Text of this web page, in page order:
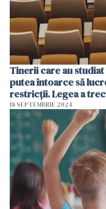
Tinerii care au
putea întoarce să
restricții. Legea a
18 SEPTEMBRIE 2024